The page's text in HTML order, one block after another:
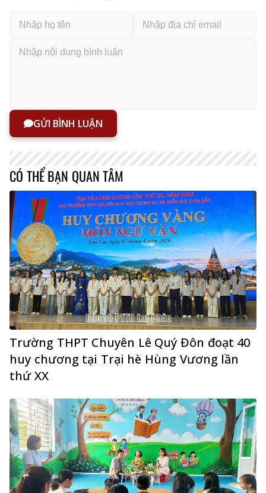
GỬI BÌNH LUẬN
CÓ THỂ BẠN QUAN TÂM
Trường THPT Chuyên Lê Quý Đôn đoạt 40
huy chương tại Trại hè Hùng Vương lần
thứ XX